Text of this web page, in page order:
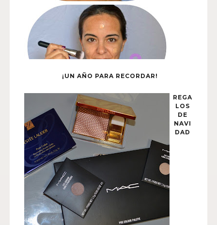
¡UN AÑO PARA RECORDAR!
REGA
LOS
DE
NAVI
DAD